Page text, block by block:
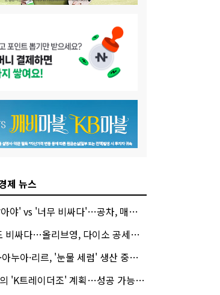
제 뉴스
' vs '너무 비싸다'…공차, 매각 성공할까
다…올리브영, 다이소 공세에 '가성비'로 맞불
누아·리르, '눈물 세럼' 생산 중단한다
트레이더조' 계획…성공 가능성은 '글쎄'